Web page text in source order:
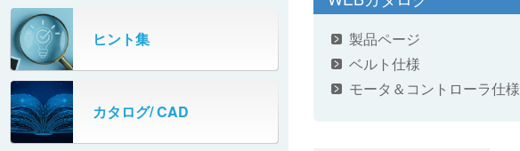
PHC80L
ガントレーパレタイザ
PHC350・PHC330
タテコン® / TC
高速転換機
スタッカ&アンスタッカ
米袋自動投入装置
ヒント集
カタログ/ CAD
製品ページ
ベルト仕様
モータ＆コントローラ仕様